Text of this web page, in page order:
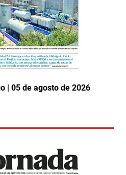
| 05 de agosto de 2026